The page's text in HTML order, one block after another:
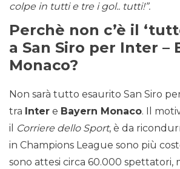
colpe in tutti e tre i gol.. tutti!”.
Perchè non c’è il
a San Siro per Inter –
Monaco?
Non sarà tutto esaurito San Siro
tra Inter e Bayern Monaco. Il
il
Corriere dello Sport, è da
in Champions League sono più
sono attesi circa 60.000 spettatori,